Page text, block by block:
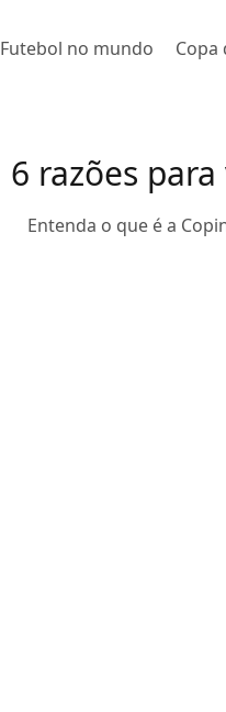
Futebol no mundo Copa
6 razões
Entenda o que é a